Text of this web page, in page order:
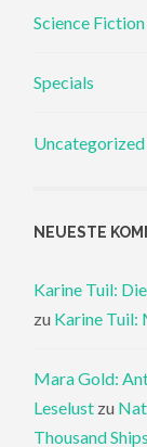
Science Fiction
Specials
Uncategorized
NEUESTE
Karine Tuil:
zu Karine Tuil:
Mara Gold:
Leselust zu
Thousand Ships